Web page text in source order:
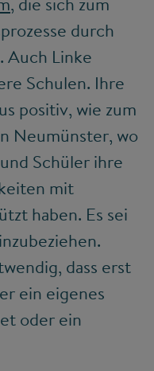
durch
Auch Linke
Schulen. Ihre
positiv, wie zum
Neumünster, wo
Schüler ihre
mit
haben. Es sei
dass erst
ein eigenes
oder ein